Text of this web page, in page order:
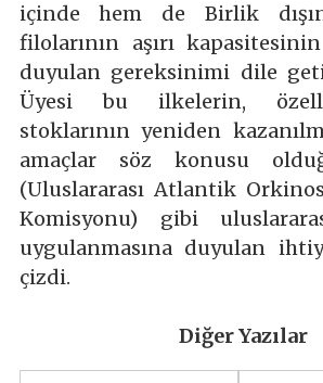
içinde hem de Birlik
filolarının aşırı
duyulan gereksinimi dile
Üyesi bu ilkelerin,
stoklarının yeniden
amaçlar söz konusu
(Uluslararası Atlantik
Komisyonu) gibi
uygulanmasına duyulan
çizdi.
Diğer Yazılar